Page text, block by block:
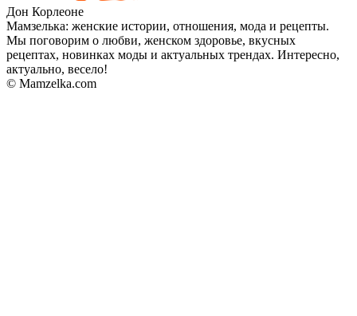
Дон Корлеоне
Мамзелька: женские истории, отношения, мода и рецепты.
Мы поговорим о любви, женском здоровье, вкусных
рецептах, новинках моды и актуальных трендах. Интересно,
актуально, весело!
© Mamzelka.com